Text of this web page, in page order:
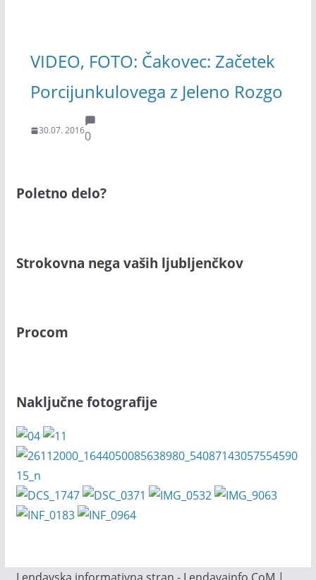
VIDEO, FOTO: Čakovec: Začetek
Porcijunkulovega z Jeleno Rozgo
30.07. 20160
Poletno delo?
Strokovna nega vaših ljubljenčkov
Procom
Naključne fotografije